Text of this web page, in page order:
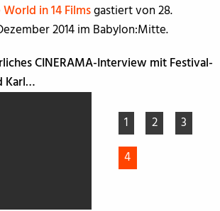
in 14 Filmsgastiert von 28.
2014 im Babylon:Mitte.
CINERAMA-Interview mit Festival-
Karl…
1 2
3
4